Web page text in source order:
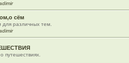
сём
различных тем.
путешествиях.